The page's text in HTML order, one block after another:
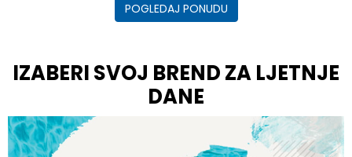
POGLEDAJ PONUDU
IZABERI SVOJ BREND ZA LJETNJE
DANE